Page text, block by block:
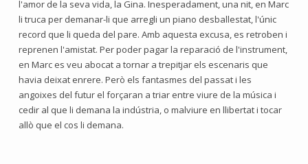
l'amor de la seva vida, la Gina. Inesperadament, una nit, en Marc
li truca per demanar-li que arregli un piano desballestat, l'únic
record que li queda del pare. Amb aquesta excusa, es retroben i
reprenen l'amistat. Per poder pagar la reparació de l'instrument,
en Marc es veu abocat a tornar a trepitjar els escenaris que
havia deixat enrere. Però els fantasmes del passat i les
angoixes del futur el forçaran a triar entre viure de la música i
cedir al que li demana la indústria, o malviure en llibertat i tocar
allò que el cos li demana.